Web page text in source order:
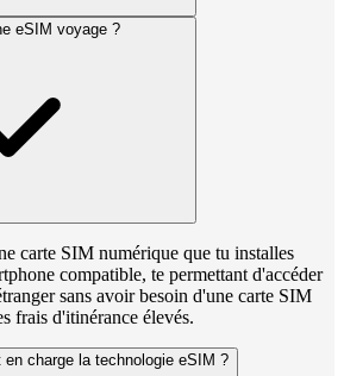
eSIM voyage ?
carte SIM numérique que tu installes
compatible, te permettant d'accéder
sans avoir besoin d'une carte SIM
frais d'itinérance élevés.
en charge la technologie eSIM ?